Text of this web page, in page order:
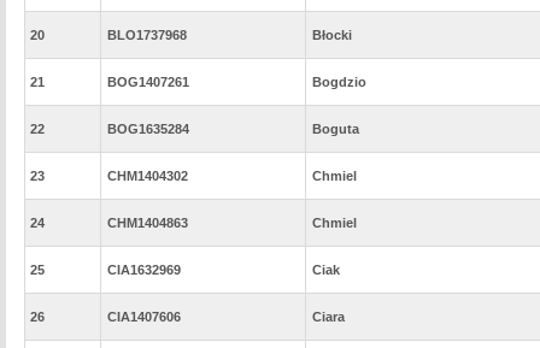
20 BLO1737968 Błocki
21 BOG1407261 Bogdzio
22 BOG1635284 Boguta
23 CHM1404302 Chmiel
24 CHM1404863 Chmiel
25 CIA1632969 Ciak
26 CIA1407606 Ciara